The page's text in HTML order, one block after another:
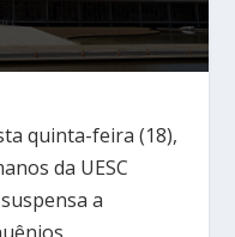
quinta-feira (18),
da UESC
a